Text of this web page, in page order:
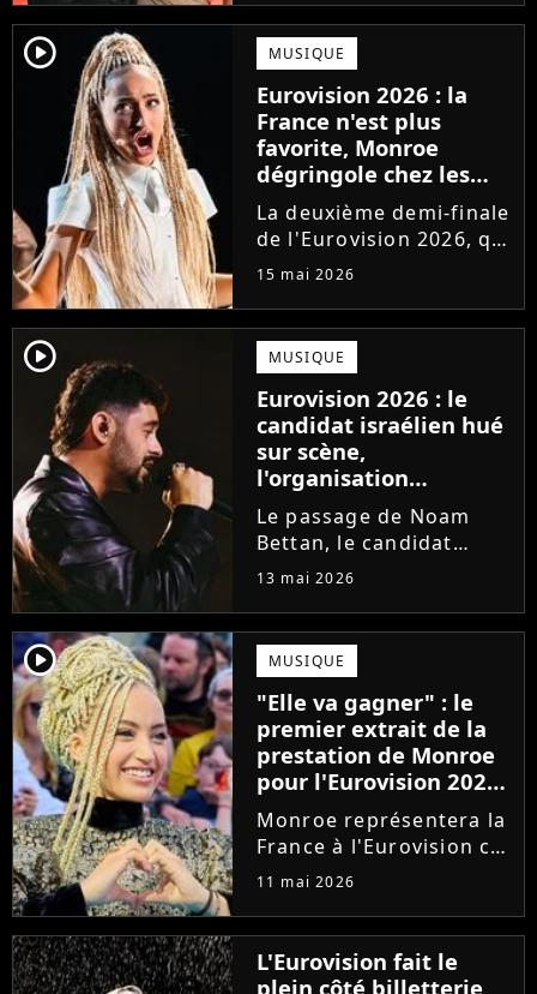
mois, la Finlande
s'apprête à briser les
règles et signer une
grande première dans
l'histoire...
player2 MUSIQUE
Eurovision 2026 : la
France n'est plus
favorite, Monroe
dégringole chez les
bookmakers après sa
performance en demi-
finale
La deuxième demi-finale
de l'Eurovision 2026, qui
s'est tenue jeudi 14 mai,
sa chanson Regarde !
pour la première fois
devant les
téléspectateurs
européens. Hélas,...
15 mai 2026
player2 MUSIQUE
Eurovision 2026 : le
candidat israélien hué
sur scène,
l'organisation
intervient
Le passage de Noam
Bettan, le candidat
représentant Israël à
de la première demi-
finale du concours, a
été perturbé par des
huées et des chants. La
phrase "Stop...
13 mai 2026
player2 MUSIQUE
"Elle va gagner" : le
premier extrait de la
prestation de Monroe
pour l'Eurovision 2026
séduit les bookmakers
Monroe représentera la
France à l'Eurovision ce
samedi 16 mai. Alors
favoris, un premier
extrait de sa prestation
vient d'être dévoilé. Et
11 mai 2026
L'Eurovision fait le
plein côté billetterie